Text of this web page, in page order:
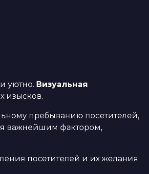
уютно. Визуальная
изысков.
пребыванию посетителей,
важнейшим фактором,
посетителей и их желания